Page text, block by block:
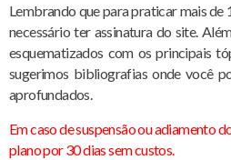
Lembrando que para praticar mais de
necessário ter assinatura do site.
esquematizados com os principais
sugerimos bibliografias onde você
aprofundados.
Em caso de suspensão ou adiamento
plano por 30 dias sem custos.